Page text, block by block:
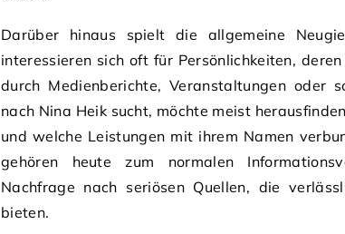
Darüber hinaus spielt die allgemeine
interessieren sich oft für Persönlichkeiten,
durch Medienberichte, Veranstaltungen oder
nach Nina Heik sucht, möchte meist
und welche Leistungen mit ihrem Namen
gehören heute zum normalen
Nachfrage nach seriösen Quellen, die
bieten.